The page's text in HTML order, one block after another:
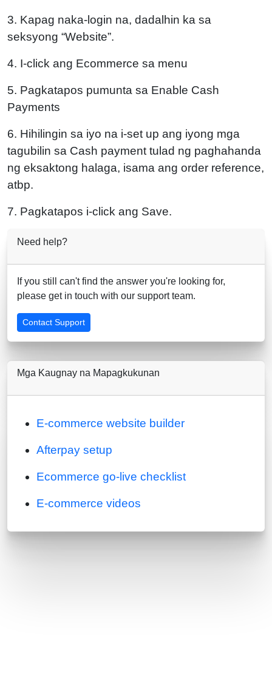
3. Kapag naka-login na, dadalhin ka sa
seksyong “Website”.
4. I-click ang Ecommerce sa menu
5. Pagkatapos pumunta sa Enable Cash
Payments
6. Hihilingin sa iyo na i-set up ang iyong mga
tagubilin sa Cash payment tulad ng paghahanda
ng eksaktong halaga, isama ang order reference,
atbp.
7. Pagkatapos i-click ang Save.
Need help?
If you still can't find the answer you're looking for,
please get in touch with our support team.
Contact Support
Mga Kaugnay na Mapagkukunan
E-commerce website builder
Afterpay setup
Ecommerce go-live checklist
E-commerce videos